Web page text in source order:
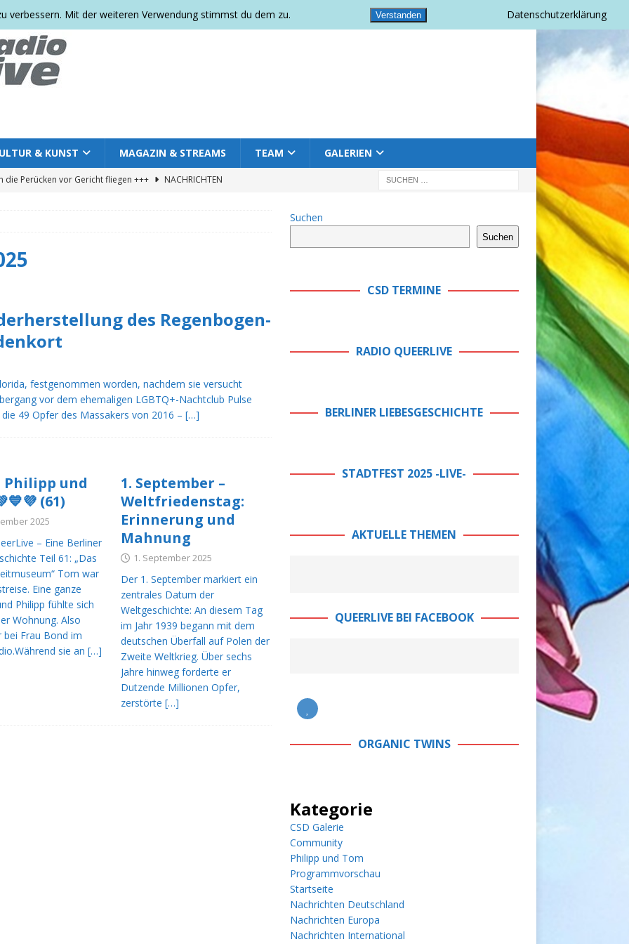
& KUNST MAGAZIN & STREAMS TEAM GALERIEN
die Perücken vor Gericht fliegen +++
NACHRICHTEN
Parkfest 2026: Gemeinsam feiern, sichtbar sein und ein
NACHRICHTEN DEUTSCHLAND
mehr? Acht Punkte, zehn Punkte oder doch fünf? +++
+++
NACHRICHTEN DEUTSCHLAND
& Kylie Minogue sorgen beim WorldPride für einen
beschäftigen Ermittler +++
NACHRICHTEN
setzt ein Zeichen der Solidarität +++ Die Mahnwache
Krieg gegen die Wahrheit +++
NACHRICHTEN EUROPA
bei QueerLive
STARTSEITE
auf William Orbit +++ MAINSTREAM MUSIK
des Regenbogen-
festgenommen worden, nachdem sie versucht
vor dem ehemaligen LGBTQ+-Nachtclub Pulse
49 Opfer des Massakers von 2016 – […]
Philipp und
(61)
2025
– Eine Berliner
Teil 61: „Das
Tom war
Eine ganze
Philipp fühlte sich
Wohnung. Also
bei Frau Bond im
sie an […]
1. September –
Weltfriedenstag:
Erinnerung und
Mahnung
1. September 2025
Der 1. September markiert ein
zentrales Datum der
Weltgeschichte: An diesem Tag
im Jahr 1939 begann mit dem
deutschen Überfall auf Polen der
Zweite Weltkrieg. Über sechs
Jahre hinweg forderte er
Dutzende Millionen Opfer,
zerstörte[…]
Suchen
Suchen
CSD TERMINE
RADIO QUEERLIVE
BERLINER LIEBESGESCHICHTE
STADTFEST 2025 -LIVE-
AKTUELLE THEMEN
QUEERLIVE BEI FACEBOOK
ORGANIC TWINS
Kategorie
CSD Galerie
Community
Philipp und Tom
Programmvorschau
Startseite
Nachrichten Deutschland
Nachrichten Europa
Nachrichten International
verbessern. Mit der weiteren Verwendung stimmst du dem zu. Verstanden Datenschutzerklärung